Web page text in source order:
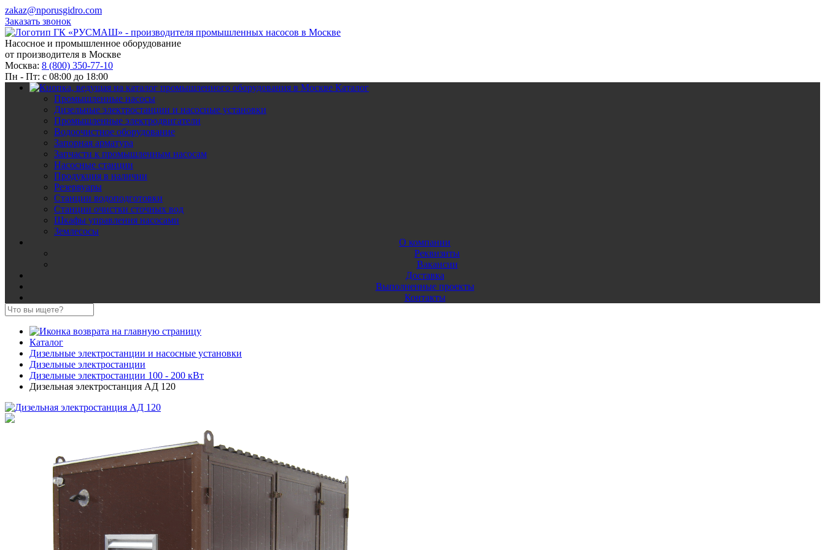
zakaz@nporusgidro.com
Заказать звонок
Насосное и промышленное оборудование
от производителя в Москве
Москва: 8 (800) 350-77-10
Пн - Пт: с 08:00 до 18:00
Каталог
Промышленные насосы
Дизельные электростанции и насосные установки
Промышленные электродвигатели
Водоочистное оборудование
Запорная арматура
Запчасти к промышленным насосам
Насосные станции
Продукция в наличии
Резервуары
Станции водоподготовки
Станции очистки сточных вод
Шкафы управления насосами
Землесосы
О компании
Реквизиты
Вакансии
Доставка
Выполненные проекты
Контакты
Каталог
Дизельные электростанции и насосные установки
Дизельные электростанции
Дизельные электростанции 100 - 200 кВт
Дизельная электростанция АД 120